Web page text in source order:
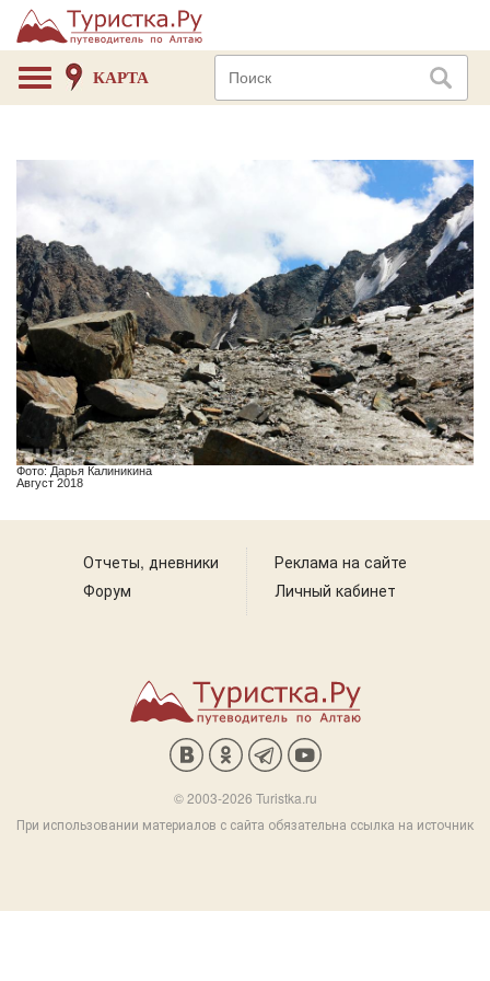
КАРТА
Фото: Дарья Калиникина
Август 2018
Отчеты, дневники
Форум
Реклама на сайте
Личный кабинет
© 2003-2026 Turistka.ru
При использовании материалов с сайта обязательна ссылка на источник